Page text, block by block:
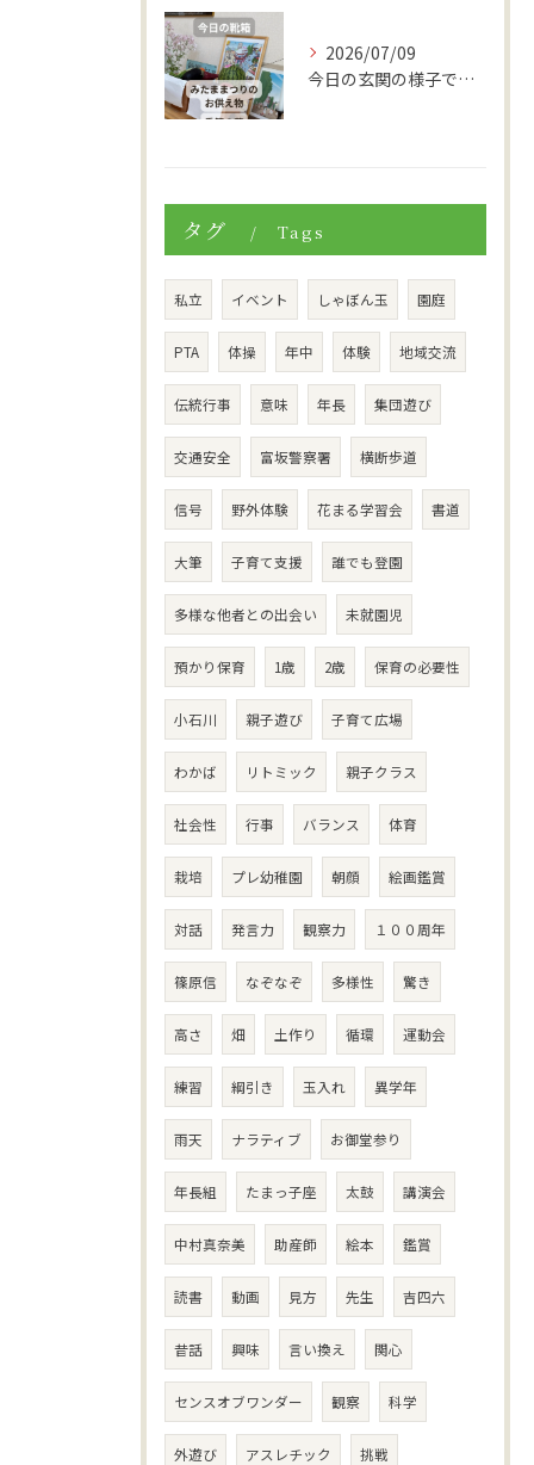
2026/07/09
今日の玄関の様子です。
タグ Tags
私立 イベント しゃぼん玉 園庭
PTA 体操 年中 体験 地域交流
伝統行事 意味 年長 集団遊び
交通安全 富坂警察署 横断歩道
信号 野外体験 花まる学習会 書道
大筆 子育て支援 誰でも登園
多様な他者との出会い 未就園児
預かり保育 1歳 2歳 保育の必要性
小石川 親子遊び 子育て広場
わかば リトミック 親子クラス
社会性 行事 バランス 体育
栽培 プレ幼稚園 朝顔 絵画鑑賞
対話 発言力 観察力 １００周年
篠原信 なぞなぞ 多様性 驚き
高さ 畑 土作り 循環 運動会
練習 綱引き 玉入れ 異学年
雨天 ナラティブ お御堂参り
年長組 たまっ子座 太鼓 講演会
中村真奈美 助産師 絵本 鑑賞
読書 動画 見方 先生 吉四六
昔話 興味 言い換え 関心
センスオブワンダー 観察 科学
外遊び アスレチック 挑戦